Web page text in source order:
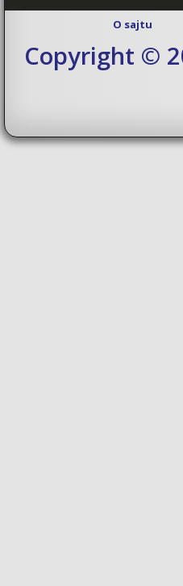
O sajtu
Copyright ©